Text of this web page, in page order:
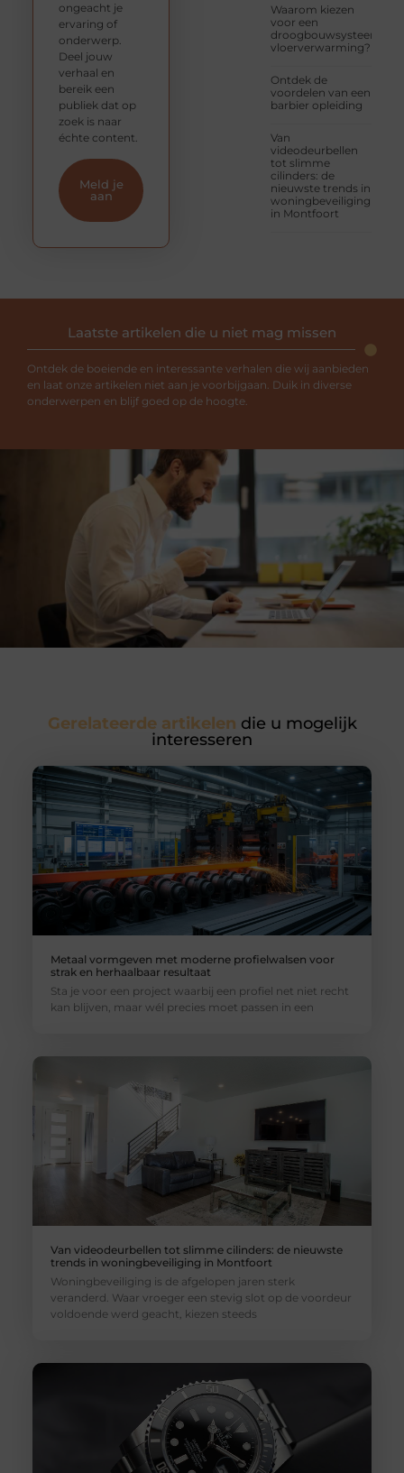
Waarom kiezen
voor een
droogbouwsysteem
vloerverwarming?
Ontdek de
voordelen van een
barbier opleiding
Van
videodeurbellen
tot slimme
cilinders: de
nieuwste trends in
woningbeveiliging
in Montfoort
ongeacht je
ervaring of
onderwerp.
Deel jouw
verhaal en
bereik een
publiek dat op
zoek is naar
échte content.
Meld je
aan
Laatste artikelen die u niet mag missen
Ontdek de boeiende en interessante verhalen die wij aanbieden
en laat onze artikelen niet aan je voorbijgaan. Duik in diverse
onderwerpen en blijf goed op de hoogte.
Gerelateerde artikelen die u mogelijk
interesseren
Metaal vormgeven met moderne profielwalsen voor
strak en herhaalbaar resultaat
Sta je voor een project waarbij een profiel net niet recht
kan blijven, maar wél precies moet passen in een
Van videodeurbellen tot slimme cilinders: de nieuwste
trends in woningbeveiliging in Montfoort
Woningbeveiliging is de afgelopen jaren sterk
veranderd. Waar vroeger een stevig slot op de voordeur
voldoende werd geacht, kiezen steeds